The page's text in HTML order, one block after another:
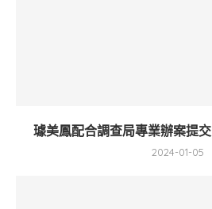
璩美鳳配合調查局專業辦案提
2024-01-05